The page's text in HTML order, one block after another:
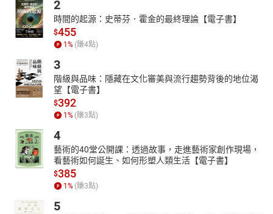
2
時間的起源：史蒂芬．霍金的最終理論【電子書】
$455
1% (賺4點)
3
階級與品味：隱藏在文化審美與流行趨勢背後的地位渴
望【電子書】
$392
1% (賺3點)
4
藝術的40堂公開課：透過故事，走進藝術家創作現場，
看藝術如何誕生、如何形塑人類生活【電子書】
$385
1% (賺3點)
5